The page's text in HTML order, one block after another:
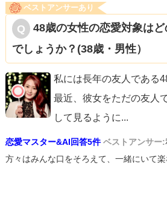
ベストアンサーあり
48歳の女性の恋愛対象は
でしょうか？(38歳・男性）
私には長年の友人である
最近、彼女をただの友人
して見るように...
恋愛マスター&AI回答5件 ベストアンサー:
方々はみんな口をそろえて、一緒にいて